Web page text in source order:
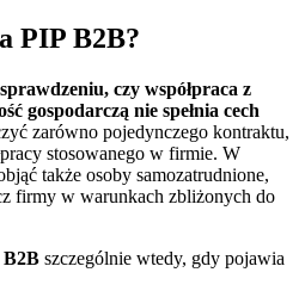
PIP B2B?
sprawdzeniu, czy współpraca z
gospodarczą nie spełnia cech
zarówno pojedynczego kontraktu,
stosowanego w firmie. W
także osoby samozatrudnione,
firmy w warunkach zbliżonych do
B2B szczególnie wtedy, gdy pojawia